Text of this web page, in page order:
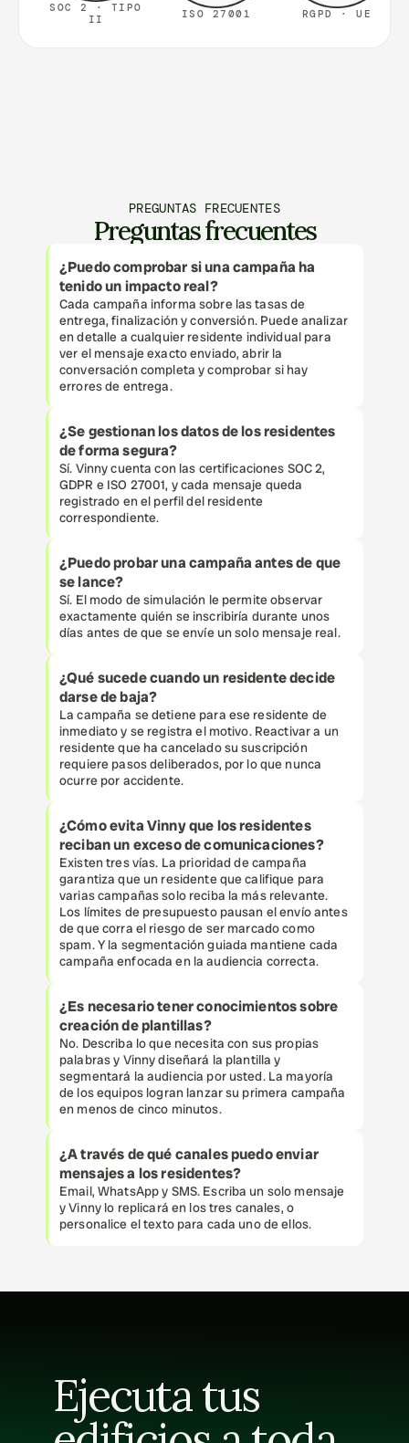
SOC 2 · TIPO
II
ISO 27001 RGPD · UE
PREGUNTAS FRECUENTES
Preguntas frecuentes
¿Puedo comprobar si una campaña ha
tenido un impacto real?
Cada campaña informa sobre las tasas de
entrega, finalización y conversión. Puede analizar
en detalle a cualquier residente individual para
ver el mensaje exacto enviado, abrir la
conversación completa y comprobar si hay
errores de entrega.
¿Se gestionan los datos de los residentes
de forma segura?
Sí. Vinny cuenta con las certificaciones SOC 2,
GDPR e ISO 27001, y cada mensaje queda
registrado en el perfil del residente
correspondiente.
¿Puedo probar una campaña antes de que
se lance?
Sí. El modo de simulación le permite observar
exactamente quién se inscribiría durante unos
días antes de que se envíe un solo mensaje real.
¿Qué sucede cuando un residente decide
darse de baja?
La campaña se detiene para ese residente de
inmediato y se registra el motivo. Reactivar a un
residente que ha cancelado su suscripción
requiere pasos deliberados, por lo que nunca
ocurre por accidente.
¿Cómo evita Vinny que los residentes
reciban un exceso de comunicaciones?
Existen tres vías. La prioridad de campaña
garantiza que un residente que califique para
varias campañas solo reciba la más relevante.
Los límites de presupuesto pausan el envío antes
de que corra el riesgo de ser marcado como
spam. Y la segmentación guiada mantiene cada
campaña enfocada en la audiencia correcta.
¿Es necesario tener conocimientos sobre
creación de plantillas?
No. Describa lo que necesita con sus propias
palabras y Vinny diseñará la plantilla y
segmentará la audiencia por usted. La mayoría
de los equipos logran lanzar su primera campaña
en menos de cinco minutos.
¿A través de qué canales puedo enviar
mensajes a los residentes?
Email, WhatsApp y SMS. Escriba un solo mensaje
y Vinny lo replicará en los tres canales, o
personalice el texto para cada uno de ellos.
Ejecuta tus